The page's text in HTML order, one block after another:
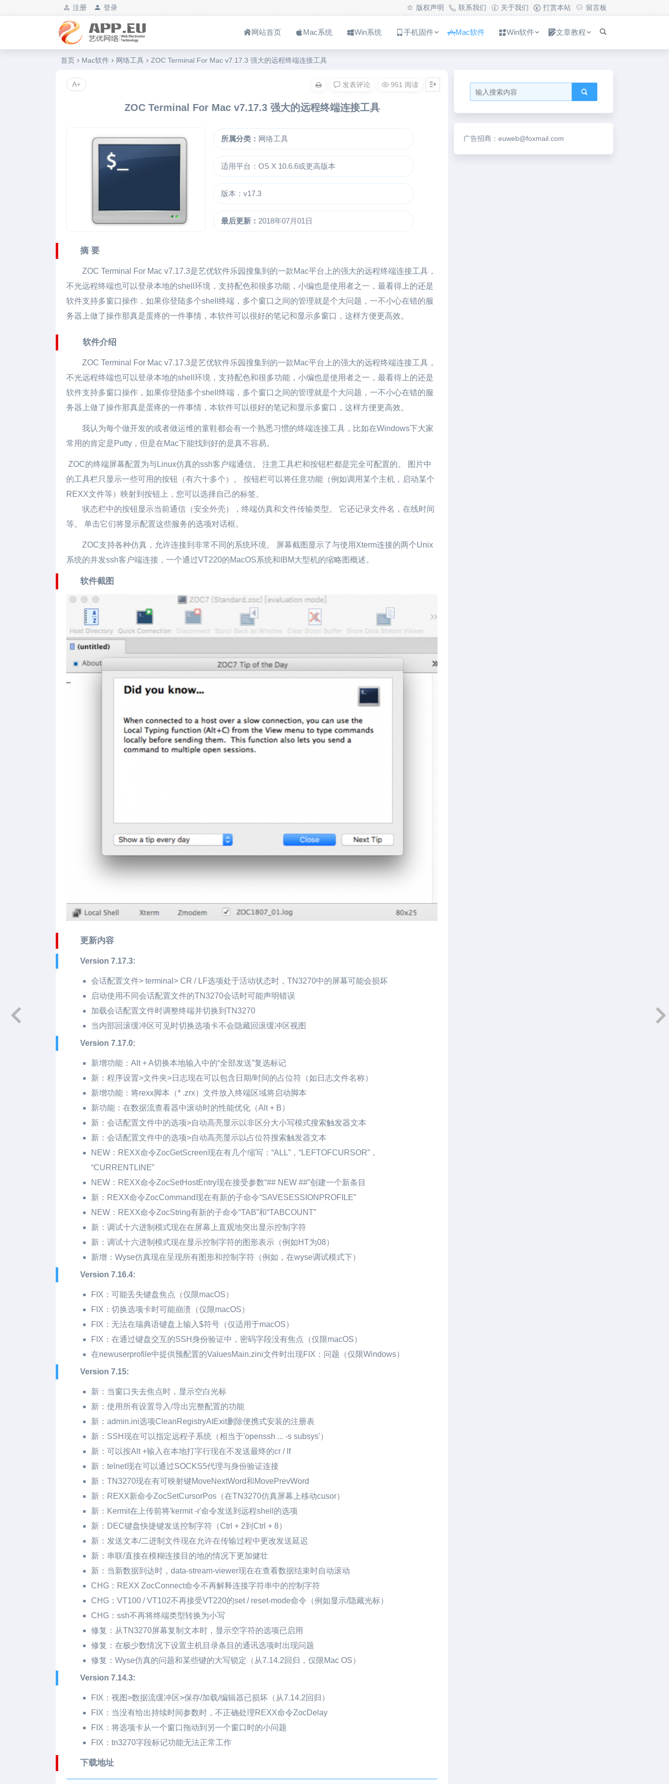
注册 登录 版权声明 联系我们 关于我们 打赏本站 留言板
艺优软件乐园
网站首页 Mac系统 Win系统 手机固件 Mac软件 Win软件 文章教程
首页 Mac软件 网络工具 ZOC Terminal For Mac v7.17.3 强大的远程终端连接工具
ZOC Terminal For Mac v7.17.3 强大的远程终端连接工具
所属分类： 网络工具
适用平台：OS X 10.6.6或更高版本
版本：v17.3
最后更新： 2018年07月01日
摘 要
ZOC Terminal For Mac v7.17.3是艺优软件乐园搜集到的一款Mac平台上的强大的远程终端连接工具，
不光远程终端也可以登录本地的shell环境，支持配色和很多功能，小编也是使用者之一，最看得上的还是
软件支持多窗口操作，如果你登陆多个shell终端，多个窗口之间的管理就是个大问题，一不小心在错的服
务器上做了操作那真是蛋疼的一件事情，本软件可以很好的笔记和显示多窗口，这样方便更高效。
软件介绍
ZOC Terminal For Mac v7.17.3是艺优软件乐园搜集到的一款Mac平台上的强大的远程终端连接工具，
不光远程终端也可以登录本地的shell环境，支持配色和很多功能，小编也是使用者之一，最看得上的还是
软件支持多窗口操作，如果你登陆多个shell终端，多个窗口之间的管理就是个大问题，一不小心在错的服
务器上做了操作那真是蛋疼的一件事情，本软件可以很好的笔记和显示多窗口，这样方便更高效。
我认为每个做开发的或者做运维的童鞋都会有一个熟悉习惯的终端连接工具，比如在Windows下大家
常用的肯定是Putty，但是在Mac下能找到好的是真不容易。
ZOC的终端屏幕配置为与Linux仿真的ssh客户端通信。 注意工具栏和按钮栏都是完全可配置的。 图片中
的工具栏只显示一些可用的按钮（有六十多个）。 按钮栏可以将任意功能（例如调用某个主机，启动某个
REXX文件等）映射到按钮上，您可以选择自己的标签。
状态栏中的按钮显示当前通信（安全外壳），终端仿真和文件传输类型。 它还记录文件名，在线时间
等。 单击它们将显示配置这些服务的选项对话框。
ZOC支持各种仿真，允许连接到非常不同的系统环境。 屏幕截图显示了与使用Xterm连接的两个Unix
系统的并发ssh客户端连接，一个通过VT220的MacOS系统和IBM大型机的缩略图概述。
软件截图
更新内容
Version 7.17.3:
会话配置文件> terminal> CR / LF选项处于活动状态时，TN3270中的屏幕可能会损坏
启动使用不同会话配置文件的TN3270会话时可能声明错误
加载会话配置文件时调整终端并切换到TN3270
当内部回滚缓冲区可见时切换选项卡不会隐藏回滚缓冲区视图
Version 7.17.0:
新增功能：Alt + A切换本地输入中的“全部发送”复选标记
新：程序设置>文件夹>日志现在可以包含日期/时间的占位符（如日志文件名称）
新增功能：将rexx脚本（* .zrx）文件放入终端区域将启动脚本
新功能：在数据流查看器中滚动时的性能优化（Alt + B）
新：会话配置文件中的选项>自动高亮显示以非区分大小写模式搜索触发器文本
新：会话配置文件中的选项>自动高亮显示以占位符搜索触发器文本
NEW：REXX命令ZocGetScreen现在有几个缩写：“ALL”，“LEFTOFCURSOR”，
“CURRENTLINE”
NEW：REXX命令ZocSetHostEntry现在接受参数“## NEW ##”创建一个新条目
新：REXX命令ZocCommand现在有新的子命令“SAVESESSIONPROFILE”
NEW：REXX命令ZocString有新的子命令“TAB”和“TABCOUNT”
新：调试十六进制模式现在在屏幕上直观地突出显示控制字符
新：调试十六进制模式现在显示控制字符的图形表示（例如HT为08）
新增：Wyse仿真现在呈现所有图形和控制字符（例如，在wyse调试模式下）
Version 7.16.4:
FIX：可能丢失键盘焦点（仅限macOS）
FIX：切换选项卡时可能崩溃（仅限macOS）
FIX：无法在瑞典语键盘上输入$符号（仅适用于macOS）
FIX：在通过键盘交互的SSH身份验证中，密码字段没有焦点（仅限macOS）
在newuserprofile中提供预配置的ValuesMain.zini文件时出现FIX：问题（仅限Windows）
Version 7.15:
新：当窗口失去焦点时，显示空白光标
新：使用所有设置导入/导出完整配置的功能
新：admin.ini选项CleanRegistryAtExit删除便携式安装的注册表
新：SSH现在可以指定远程子系统（相当于'openssh ... -s subsys'）
新：可以按Alt +输入在本地打字行现在不发送最终的cr / lf
新：telnet现在可以通过SOCKS5代理与身份验证连接
新：TN3270现在有可映射键MoveNextWord和MovePrevWord
新：REXX新命令ZocSetCursorPos（在TN3270仿真屏幕上移动cusor）
新：Kermit在上传前将'kermit -r'命令发送到远程shell的选项
新：DEC键盘快捷键发送控制字符（Ctrl + 2到Ctrl + 8）
新：发送文本/二进制文件现在允许在传输过程中更改发送延迟
新：串联/直接在模糊连接目的地的情况下更加健壮
新：当新数据到达时，data-stream-viewer现在在查看数据结束时自动滚动
CHG：REXX ZocConnect命令不再解释连接字符串中的控制字符
CHG：VT100 / VT102不再接受VT220的set / reset-mode命令（例如显示/隐藏光标）
CHG：ssh不再将终端类型转换为小写
修复：从TN3270屏幕复制文本时，显示空字符的选项已启用
修复：在极少数情况下设置主机目录条目的通讯选项时出现问题
修复：Wyse仿真的问题和某些键的大写锁定（从7.14.2回归，仅限Mac OS）
Version 7.14.3:
FIX：视图>数据流缓冲区>保存/加载/编辑器已损坏（从7.14.2回归）
FIX：当没有给出持续时间参数时，不正确处理REXX命令ZocDelay
FIX：将选项卡从一个窗口拖动到另一个窗口时的小问题
FIX：tn3270字段标记功能无法正常工作
下载地址
发表评论 951 阅读
A+
广告招商：euweb@foxmail.com